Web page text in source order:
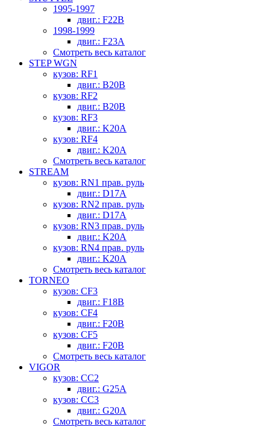
1995-1997
двиг.: F22B
1998-1999
двиг.: F23A
Смотреть весь каталог
STEP WGN
кузов: RF1
двиг.: B20B
кузов: RF2
двиг.: B20B
кузов: RF3
двиг.: K20A
кузов: RF4
двиг.: K20A
Смотреть весь каталог
STREAM
кузов: RN1 прав. руль
двиг.: D17A
кузов: RN2 прав. руль
двиг.: D17A
кузов: RN3 прав. руль
двиг.: K20A
кузов: RN4 прав. руль
двиг.: K20A
Смотреть весь каталог
TORNEO
кузов: CF3
двиг.: F18B
кузов: CF4
двиг.: F20B
кузов: CF5
двиг.: F20B
Смотреть весь каталог
VIGOR
кузов: CC2
двиг.: G25A
кузов: CC3
двиг.: G20A
Смотреть весь каталог